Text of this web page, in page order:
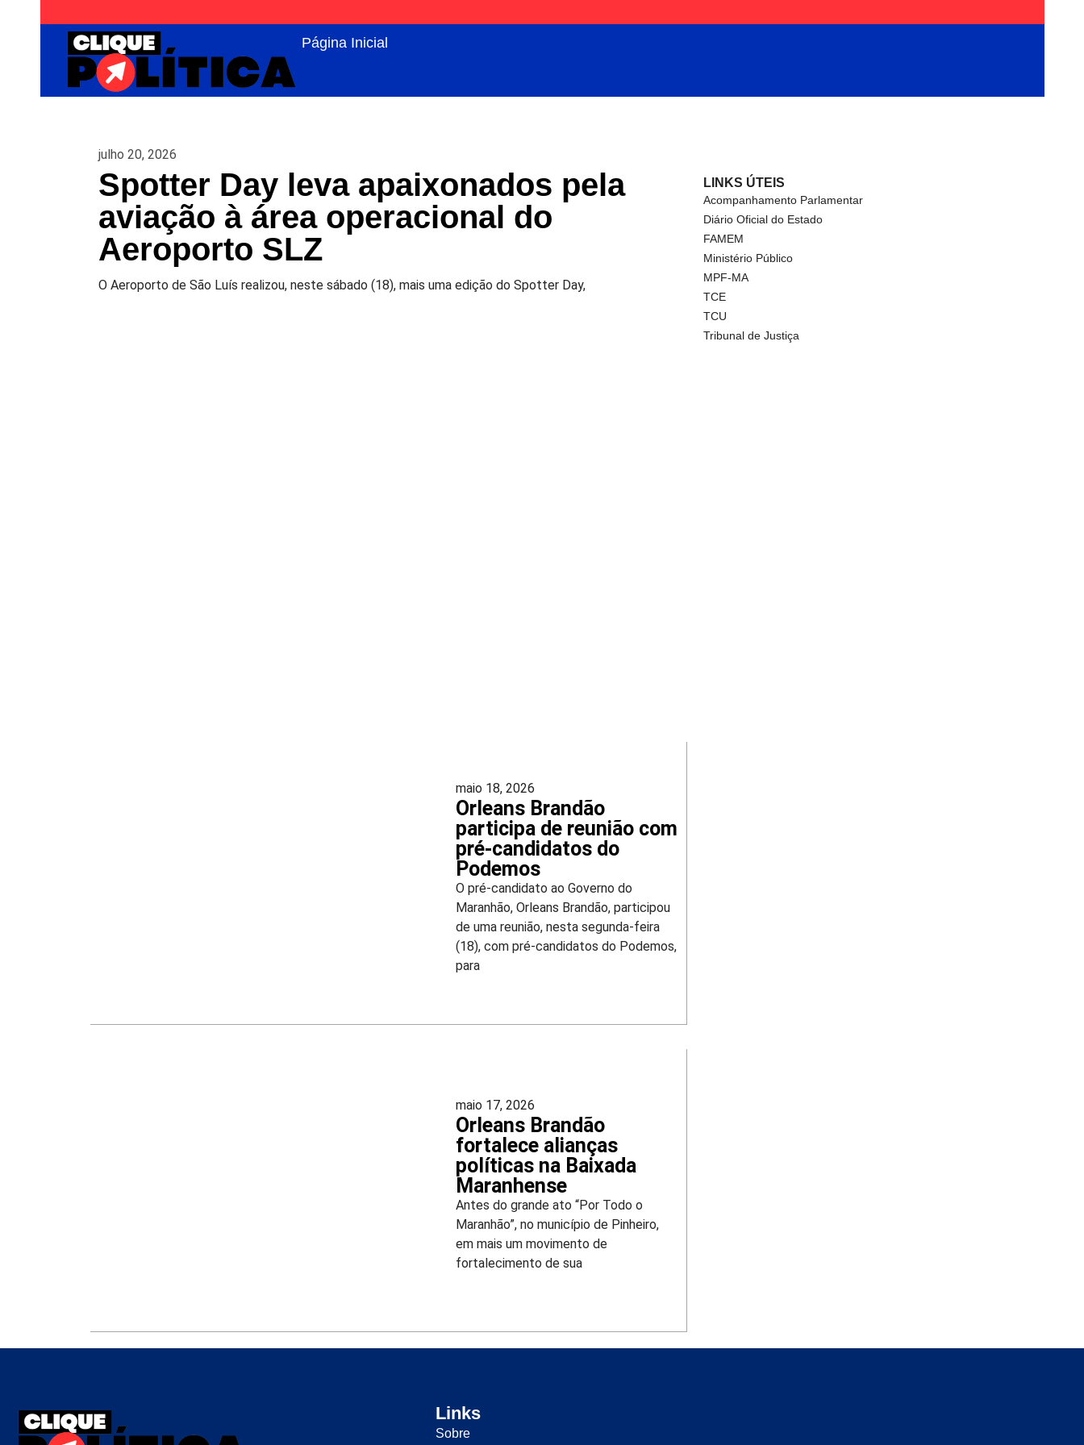
Página Inicial
julho 20, 2026
Spotter Day leva apaixonados pela
aviação à área operacional do
Aeroporto SLZ
O Aeroporto de São Luís realizou, neste sábado (18), mais uma edição do Spotter Day,
maio 18, 2026
Orleans Brandão
participa de reunião com
pré-candidatos do
Podemos
O pré-candidato ao Governo do
Maranhão, Orleans Brandão, participou
de uma reunião, nesta segunda-feira
(18), com pré-candidatos do Podemos,
para
maio 17, 2026
Orleans Brandão
fortalece alianças
políticas na Baixada
Maranhense
Antes do grande ato “Por Todo o
Maranhão”, no município de Pinheiro,
em mais um movimento de
fortalecimento de sua
LINKS ÚTEIS
Acompanhamento Parlamentar
Diário Oficial do Estado
FAMEM
Ministério Público
MPF-MA
TCE
TCU
Tribunal de Justiça
Links
Sobre